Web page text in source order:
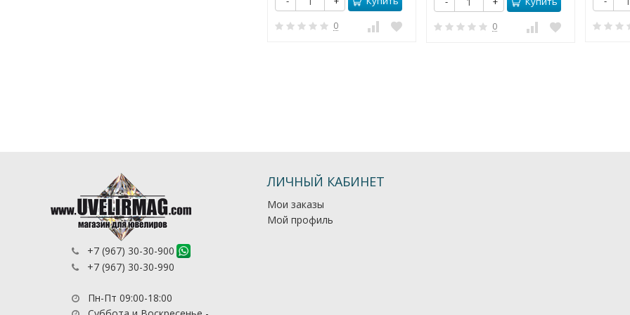
0 0
+7 (967) 30-30-900
+7 (967) 30-30-990
Пн-Пт 09:00-18:00
ЛИЧНЫЙ КАБИНЕТ
Мои заказы
Мой профиль